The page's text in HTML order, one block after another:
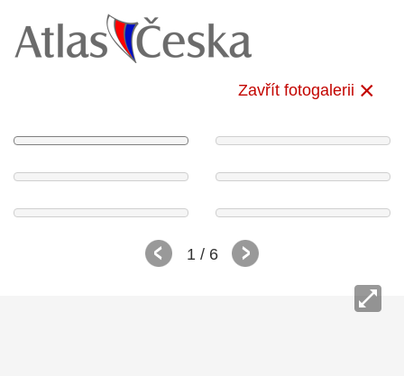
Zavřít fotogalerii
1/ 6